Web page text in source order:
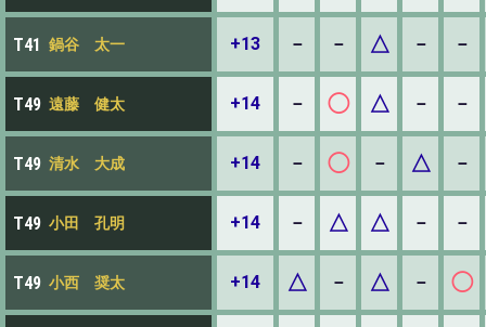
T41 鍋谷 太一 +13 － － △ － －
T49 遠藤 健太 +14 － ◯ △ － －
T49 清水 大成 +14 － ◯ － △ －
T49 小田 孔明 +14 － △ △ － －
T49 小西 奨太 +14 △ － △ － ◯